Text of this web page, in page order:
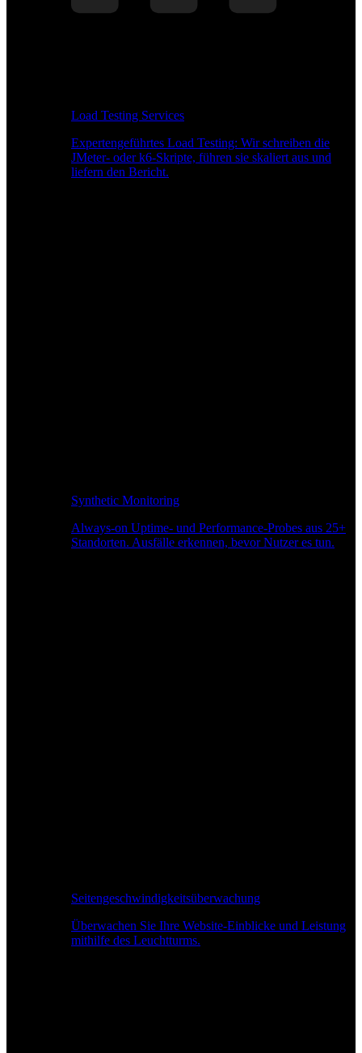
Load Testing Services
Expertengeführtes Load Testing: Wir schreiben die
JMeter- oder k6-Skripte, führen sie skaliert aus und
liefern den Bericht.
Synthetic Monitoring
Always-on Uptime- und Performance-Probes aus 25+
Standorten. Ausfälle erkennen, bevor Nutzer es tun.
Seitengeschwindigkeitsüberwachung
Überwachen Sie Ihre Website-Einblicke und Leistung
mithilfe des Leuchtturms.